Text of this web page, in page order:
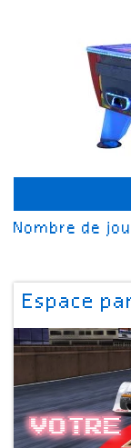
Nombre de
Espace